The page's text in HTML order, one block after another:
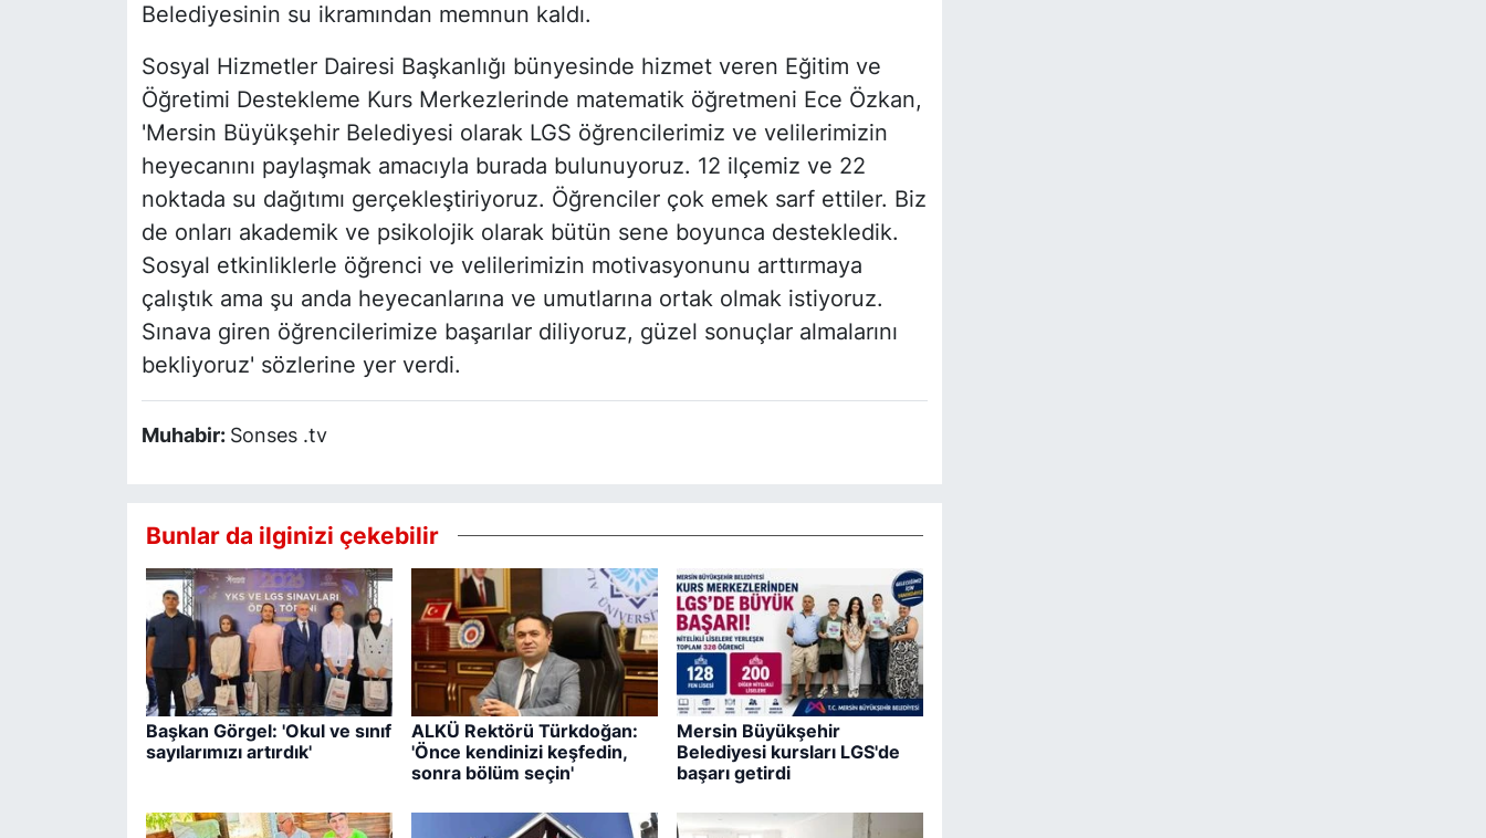
Belediyesinin su ikramından memnun kaldı.
Sosyal Hizmetler Dairesi Başkanlığı bünyesinde hizmet veren Eğitim ve
Öğretimi Destekleme Kurs Merkezlerinde matematik öğretmeni Ece Özkan,
'Mersin Büyükşehir Belediyesi olarak LGS öğrencilerimiz ve velilerimizin
heyecanını paylaşmak amacıyla burada bulunuyoruz. 12 ilçemiz ve 22
noktada su dağıtımı gerçekleştiriyoruz. Öğrenciler çok emek sarf ettiler. Biz
de onları akademik ve psikolojik olarak bütün sene boyunca destekledik.
Sosyal etkinliklerle öğrenci ve velilerimizin motivasyonunu arttırmaya
çalıştık ama şu anda heyecanlarına ve umutlarına ortak olmak istiyoruz.
Sınava giren öğrencilerimize başarılar diliyoruz, güzel sonuçlar almalarını
bekliyoruz' sözlerine yer verdi.
Muhabir: Sonses .tv
Bunlar da ilginizi çekebilir
Başkan Görgel: 'Okul ve sınıf
sayılarımızı artırdık'
ALKÜ Rektörü Türkdoğan:
'Önce kendinizi keşfedin,
sonra bölüm seçin'
Mersin Büyükşehir
Belediyesi kursları LGS'de
başarı getirdi